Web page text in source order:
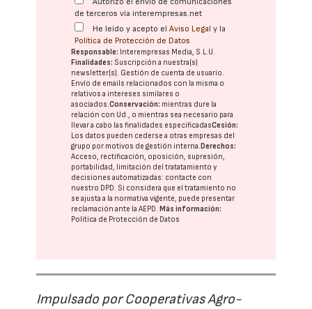
de terceros vía interempresas.net
He leído y acepto elAviso Legal y la
Política de Protección de Datos
Responsable: Interempresas Media, S.L.U.
Finalidades: Suscripción a nuestra(s)
newsletter(s). Gestión de cuenta de usuario.
Envío de emails relacionados con la misma o
relativos a intereses similares o
asociados.Conservación: mientras dure la
relación con Ud., o mientras sea necesario para
llevar a cabo las finalidades especificadasCesión:
Los datos pueden cederse a otras empresas del
grupo por motivos de gestión interna. Derechos:
Acceso, rectificación, oposición, supresión,
portabilidad, limitación del tratatamiento y
decisiones automatizadas: contacte con
nuestro DPD. Si considera que el tratamiento no
se ajusta a la normativa vigente, puede presentar
reclamación ante laAEPD. Más información:
Política de Protección de Datos
Impulsado por Cooperativas Agro-